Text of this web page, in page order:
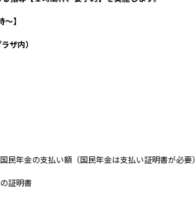
】
ザ内）
年金の支払い額（国民年金は支払い証明書が必要）
証明書